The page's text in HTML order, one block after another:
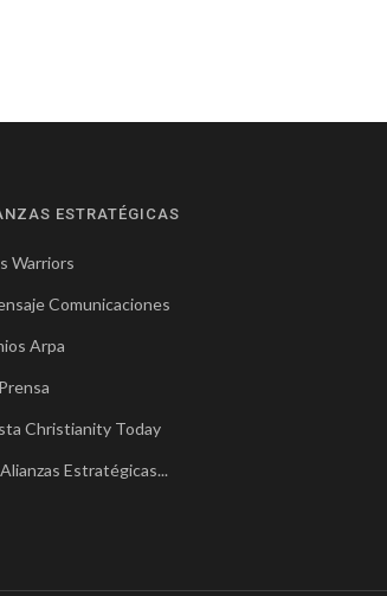
ESTRATÉGICAS
Warriors
Comunicaciones
Arpa
Christianity Today
Estratégicas...